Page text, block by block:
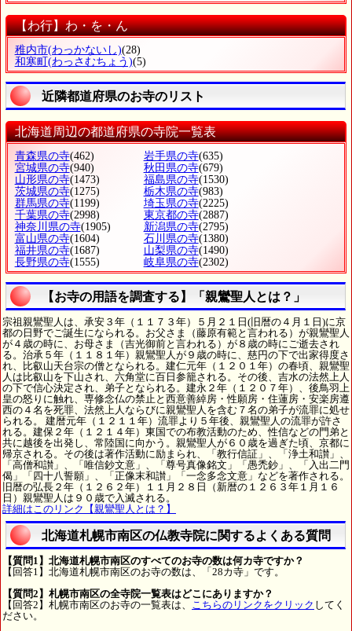
【わ行】わ・を・ん
稚内市(わっかないし)(28)
和寒町 (わっさむちょう)(5)
近隣都道府県のお寺のリスト
北海道周辺の都道府県の寺院一覧表
青森県の寺(462) 岩手県の寺(635)
宮城県の寺(940) 秋田県の寺(679)
山形県の寺(1473) 福島県の寺(1530)
茨城県の寺(1275) 栃木県の寺(983)
群馬県の寺(1199) 埼玉県の寺(2225)
千葉県の寺(2998) 東京都の寺(2887)
神奈川県の寺(1905) 新潟県の寺(2795)
富山県の寺(1604) 石川県の寺(1380)
福井県の寺(1687) 山梨県の寺(1490)
長野県の寺(1555) 岐阜県の寺(2302)
【お寺の用語を調査する】「親鸞聖人とは？」
宗祖親鸞聖人は、承安３年（１１７３年）５月２１日(旧暦の４月１日)に京
都の日野でご誕生になられる。お父さま（藤原有範と言われる）が親鸞聖人
が４歳の時に、お母さま（吉光御前と言われる）が８歳の時にご逝去され
る。治承５年（１１８１年）親鸞聖人が９歳の時に、慈円の下で出家得度さ
れ、比叡山天台宗の僧となられる。建仁元年（１２０１年）の春頃、親鸞聖
人は比叡山を下山され、六角堂に百日参籠される。その後、吉水の法然上人
の下で信心決定され、弟子となられる。建永２年（１２０７年）、後鳥羽上
皇の怒りに触れ、専修念仏の禁止と西意善綽房・性願房・住蓮房・安楽房遵
西の４名を死罪、法然上人ならびに親鸞聖人を含む７名の弟子が流罪に処せ
られる。 建暦元年（１２１１年）流罪より５年後、親鸞聖人の流罪が許さ
れる。建保２年（１２１４年）東国での布教活動のため、性信などの門弟と
共に越後を出発し、常陸国に向かう。親鸞聖人が６０歳を過ぎた頃、京都に
帰京される。その後は著作活動に励まられ、「教行信証」、「浄土和讃」、
「高僧和讃」、「唯信鈔文意」、「尊号真像銘文」「愚禿鈔」、「入出二門
偈」「四十八誓願」、「正像末和讃」「一念多念文意」などを著作される。
旧暦の弘長２年（１２６２年）１１月２８日（新暦の１２６３年１月１６
日）親鸞聖人は９０歳で入滅される。
詳細はこのリンク【親鸞聖人とは？】
北海道札幌市南区の仏教寺院に関するよくある質問
【質問1】北海道札幌市南区のすべてのお寺の数は何カ寺ですか？
【回答1】北海道札幌市南区のお寺の数は、「28カ寺」です。
【質問2】札幌市南区の全寺院一覧表はどこにありますか？
【回答2】札幌市南区のお寺の一覧表は、 こちらのリンクをクリック してく
ださい。